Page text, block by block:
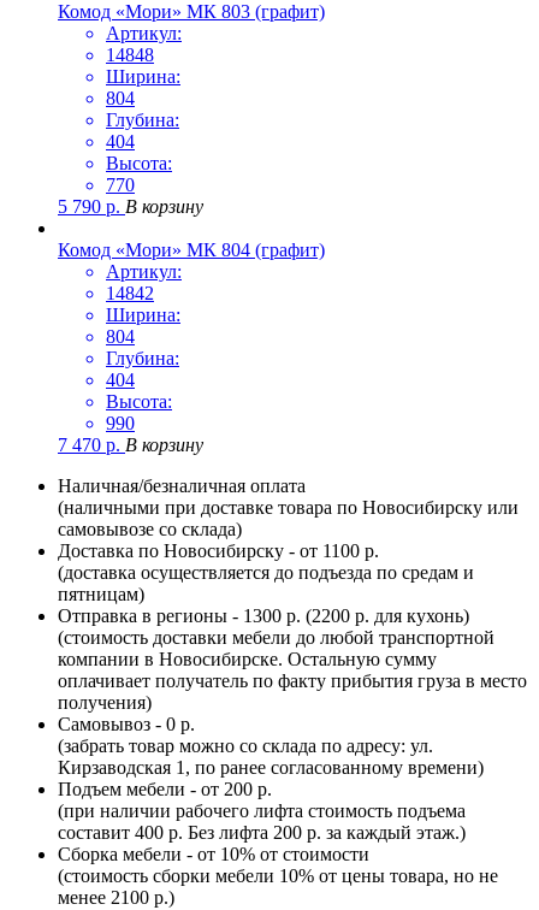
Комод «Мори» МК 803 (графит)
Артикул:
14848
Ширина:
804
Глубина:
404
Высота:
770
5 790 р. В корзину
Комод «Мори» МК 804 (графит)
Артикул:
14842
Ширина:
804
Глубина:
404
Высота:
990
7 470 р. В корзину
Наличная/безналичная оплата
(наличными при доставке товара по Новосибирску или
самовывозе со склада)
Доставка по Новосибирску - от 1100 р.
(доставка осуществляется до подъезда по средам и
пятницам)
Отправка в регионы - 1300 р. (2200 р. для кухонь)
(стоимость доставки мебели до любой транспортной
компании в Новосибирске. Остальную сумму
оплачивает получатель по факту прибытия груза в место
получения)
Самовывоз - 0 р.
(забрать товар можно со склада по адресу: ул.
Кирзаводская 1, по ранее согласованному времени)
Подъем мебели - от 200 р.
(при наличии рабочего лифта стоимость подъема
составит 400 р. Без лифта 200 р. за каждый этаж.)
Сборка мебели - от 10% от стоимости
(стоимость сборки мебели 10% от цены товара, но не
менее 2100 р.)